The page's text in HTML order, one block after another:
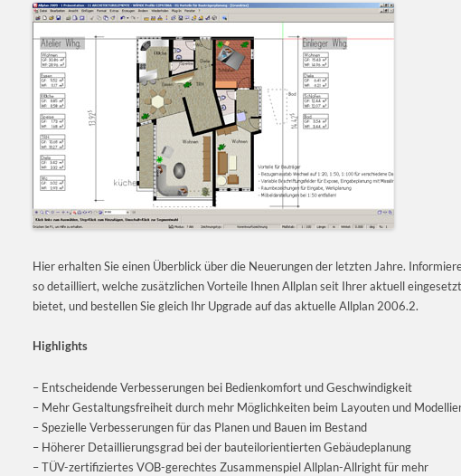
Hier erhalten Sie einen Überblick über die Neuerungen der letzten Jahre.
so detailliert, welche zusätzlichen Vorteile Ihnen Allplan seit Ihrer aktuell
bietet, und bestellen Sie gleich Ihr Upgrade auf das aktuelle Allplan 2006.2.
Highlights
– Entscheidende Verbesserungen bei Bedienkomfort und Geschwindigkeit
– Mehr Gestaltungsfreiheit durch mehr Möglichkeiten beim Layouten und
– Spezielle Verbesserungen für das Planen und Bauen im Bestand
– Höherer Detaillierungsgrad bei der bauteilorientierten Gebäudeplanung
– TÜV-zertifiziertes VOB-gerechtes Zusammenspiel Allplan-Allright für mehr